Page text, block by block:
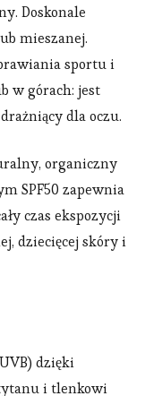
Doskonale
mieszanej.
sportu i
w górach: jest
dla oczu.
organiczny
SPF50 zapewnia
czas ekspozycji
dziecięcej skóry i
dzięki
i tlenkowi